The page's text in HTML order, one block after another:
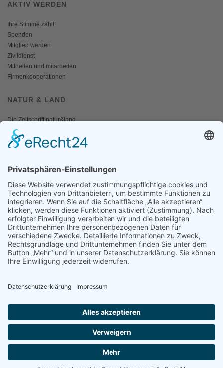
AKTIV WERDEN
Ihre Stimme zählt!
Spenden
Mitglied werden
Zivildienst
Mithelfen und mitarbeiten
Firmenkooperationen
NATUR & LAND
Die Zeitschrift natur&land
Archiv
Mediadaten
Fotos und Logos
Presseaussendungen
Presse
Presseinformationen abonnieren
ÜBER UNS
Naturschutzbund
Naturschutzjugend
Sponsoren & Partner
Impressum